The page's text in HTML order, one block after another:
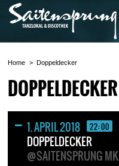
Home Doppeldecker
DOPPELDECKER
1. APRIL 2018 22:00
DOPPELDECKER
@SAITENSPRUNG MK